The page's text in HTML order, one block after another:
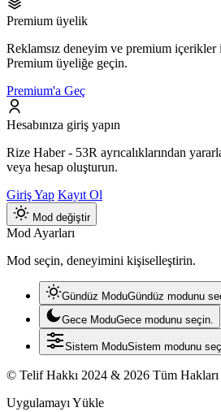
Premium üyelik
Reklamsız deneyim ve premium içerikler
Premium üyeliğe geçin.
Premium'a Geç
Hesabınıza giriş yapın
Rize Haber - 53R ayrıcalıklarından
veya hesap oluşturun.
Giriş Yap Kayıt Ol
Mod değiştir
Mod Ayarları
Mod seçin, deneyimini kişiselleştirin.
Gündüz ModuGündüz modunu
Gece ModuGece modunu seçin.
Sistem ModuSistem modunu
© Telif Hakkı 2024 & 2026 Tüm Hakları
Uygulamayı Yükle